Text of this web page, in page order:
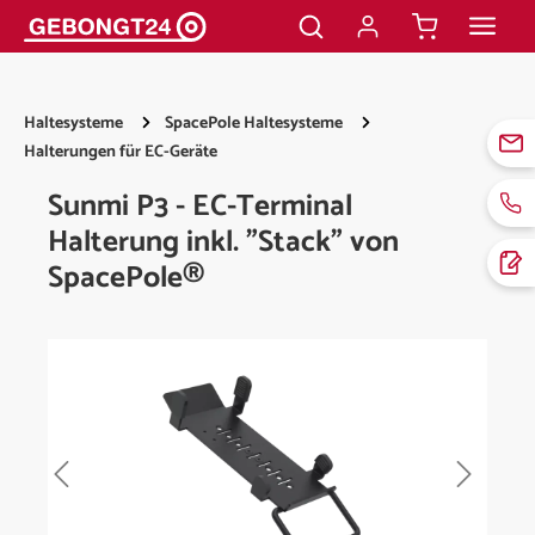
springen
Haltesysteme
SpacePole Haltesysteme
Halterungen für EC-Geräte
Sunmi P3 - EC-Terminal
Halterung inkl. "Stack" von
SpacePole®